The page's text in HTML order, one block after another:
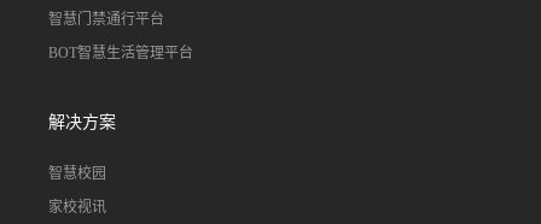
智慧门禁通行平台
BOT智慧生活管理平台
解决方案
智慧校园
家校视讯